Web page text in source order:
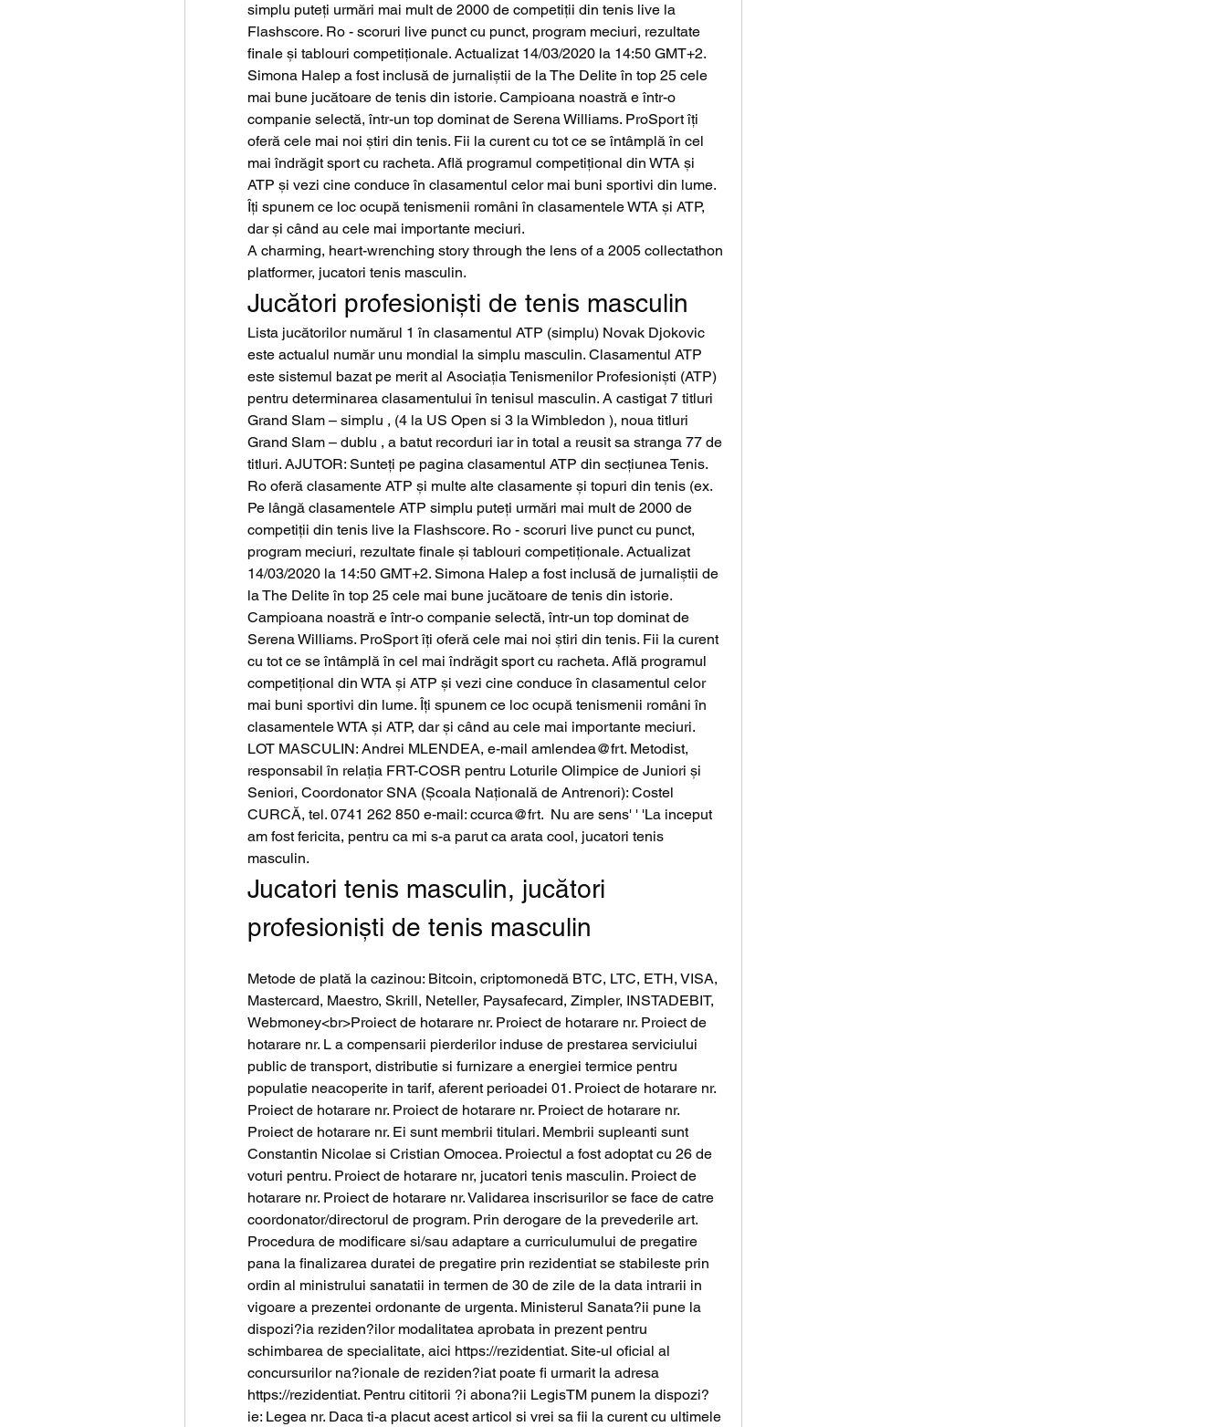
simplu puteți urmări mai mult de 2000 de competiții din tenis live la
Flashscore. Ro - scoruri live punct cu punct, program meciuri, rezultate
finale și tablouri competiționale. Actualizat 14/03/2020 la 14:50 GMT+2.
Simona Halep a fost inclusă de jurnaliștii de la The Delite în top 25 cele
mai bune jucătoare de tenis din istorie. Campioana noastră e într-o
companie selectă, într-un top dominat de Serena Williams. ProSport îți
oferă cele mai noi știri din tenis. Fii la curent cu tot ce se întâmplă în cel
mai îndrăgit sport cu racheta. Află programul competițional din WTA și
ATP și vezi cine conduce în clasamentul celor mai buni sportivi din lume.
Îți spunem ce loc ocupă tenismenii români în clasamentele WTA și ATP,
dar și când au cele mai importante meciuri.
A charming, heart-wrenching story through the lens of a 2005 collectathon
platformer, jucatori tenis masculin.
Jucători profesioniști de tenis masculin
Lista jucătorilor numărul 1 în clasamentul ATP (simplu) Novak Djokovic
este actualul număr unu mondial la simplu masculin. Clasamentul ATP
este sistemul bazat pe merit al Asociația Tenismenilor Profesioniști (ATP)
pentru determinarea clasamentului în tenisul masculin. A castigat 7 titluri
Grand Slam – simplu , (4 la US Open si 3 la Wimbledon ), noua titluri
Grand Slam – dublu , a batut recorduri iar in total a reusit sa stranga 77 de
titluri. AJUTOR: Sunteți pe pagina clasamentul ATP din secțiunea Tenis.
Ro oferă clasamente ATP și multe alte clasamente și topuri din tenis (ex.
Pe lângă clasamentele ATP simplu puteți urmări mai mult de 2000 de
competiții din tenis live la Flashscore. Ro - scoruri live punct cu punct,
program meciuri, rezultate finale și tablouri competiționale. Actualizat
14/03/2020 la 14:50 GMT+2. Simona Halep a fost inclusă de jurnaliștii de
la The Delite în top 25 cele mai bune jucătoare de tenis din istorie.
Campioana noastră e într-o companie selectă, într-un top dominat de
Serena Williams. ProSport îți oferă cele mai noi știri din tenis. Fii la curent
cu tot ce se întâmplă în cel mai îndrăgit sport cu racheta. Află programul
competițional din WTA și ATP și vezi cine conduce în clasamentul celor
mai buni sportivi din lume. Îți spunem ce loc ocupă tenismenii români în
clasamentele WTA și ATP, dar și când au cele mai importante meciuri.
LOT MASCULIN: Andrei MLENDEA, e-mail amlendea@frt. Metodist,
responsabil în relația FRT-COSR pentru Loturile Olimpice de Juniori și
Seniori, Coordonator SNA (Școala Națională de Antrenori): Costel
CURCĂ, tel. 0741 262 850 e-mail: ccurca@frt.  Nu are sens' ' 'La inceput
am fost fericita, pentru ca mi s-a parut ca arata cool, jucatori tenis
masculin.
Jucatori tenis masculin, jucători
profesioniști de tenis masculin
Metode de plată la cazinou: Bitcoin, criptomonedă BTC, LTC, ETH, VISA,
Mastercard, Maestro, Skrill, Neteller, Paysafecard, Zimpler, INSTADEBIT,
Webmoney<br>Proiect de hotarare nr. Proiect de hotarare nr. Proiect de
hotarare nr. L a compensarii pierderilor induse de prestarea serviciului
public de transport, distributie si furnizare a energiei termice pentru
populatie neacoperite in tarif, aferent perioadei 01. Proiect de hotarare nr.
Proiect de hotarare nr. Proiect de hotarare nr. Proiect de hotarare nr.
Proiect de hotarare nr. Ei sunt membrii titulari. Membrii supleanti sunt
Constantin Nicolae si Cristian Omocea. Proiectul a fost adoptat cu 26 de
voturi pentru. Proiect de hotarare nr, jucatori tenis masculin. Proiect de
hotarare nr. Proiect de hotarare nr. Validarea inscrisurilor se face de catre
coordonator/directorul de program. Prin derogare de la prevederile art.
Procedura de modificare si/sau adaptare a curriculumului de pregatire
pana la finalizarea duratei de pregatire prin rezidentiat se stabileste prin
ordin al ministrului sanatatii in termen de 30 de zile de la data intrarii in
vigoare a prezentei ordonante de urgenta. Ministerul Sanata?ii pune la
dispozi?ia reziden?ilor modalitatea aprobata in prezent pentru
schimbarea de specialitate, aici https://rezidentiat. Site-ul oficial al
concursurilor na?ionale de reziden?iat poate fi urmarit la adresa
https://rezidentiat. Pentru cititorii ?i abona?ii LegisTM punem la dispozi?
ie: Legea nr. Daca ti-a placut acest articol si vrei sa fii la curent cu ultimele